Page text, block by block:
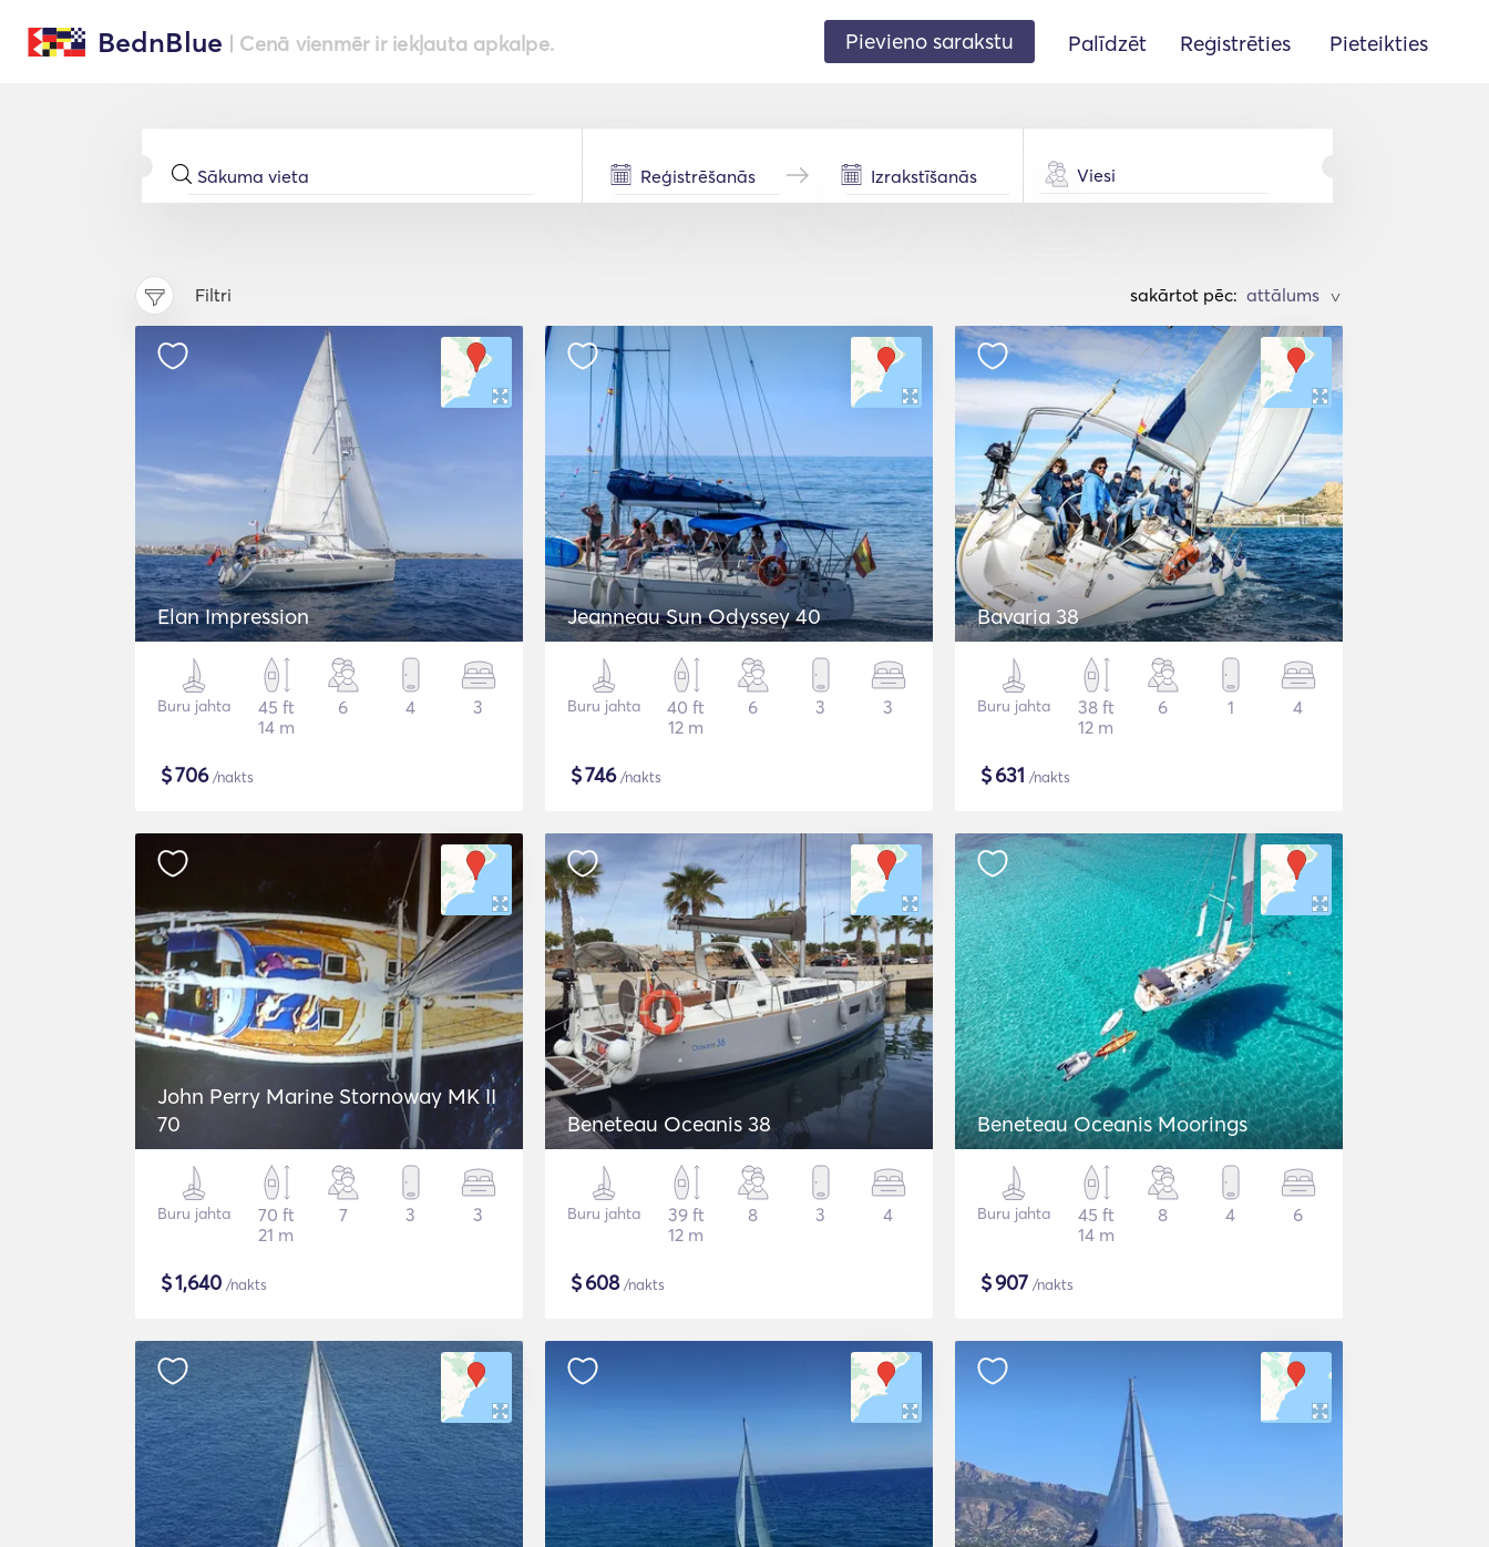
BednBlue | Cenā vienmēr ir iekļauta apkalpe. Pievieno sarakstu Palīdzēt Reģistrēties Pieteikties
Viesi
Filtri sakārtot pēc: >
Elan Impression
Buru jahta
45 ft
14 m
6 4 3
$706/nakts
Jeanneau Sun Odyssey 40
Buru jahta
40 ft
12 m
6 3 3
$746/nakts
Bavaria 38
Buru jahta
38 ft
12 m
6 1 4
$631 /nakts
John Perry Marine Stornoway MK II
70
Buru jahta
70 ft
21 m
7 3 3
$1,640 /nakts
Beneteau Oceanis 38
Buru jahta
39 ft
12 m
8 3 4
$608/nakts
Beneteau Oceanis Moorings
Buru jahta
45 ft
14 m
8 4 6
$907 /nakts